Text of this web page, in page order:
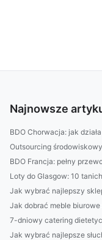
Najnowsze
BDO Chorwacja: jak
Outsourcing
BDO Francja: pełny
Loty do Glasgow: 10
Jak wybrać najlepszy
Jak dobrać meble biurowe
7-dniowy catering
Jak wybrać najlepsze